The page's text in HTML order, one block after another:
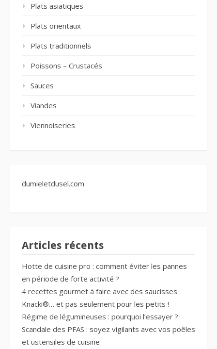
Plats asiatiques
Plats orientaux
Plats traditionnels
Poissons – Crustacés
Sauces
Viandes
Viennoiseries
dumieletdusel.com
Articles récents
Hotte de cuisine pro : comment éviter les pannes
en période de forte activité ?
4 recettes gourmet à faire avec des saucisses
Knacki®… et pas seulement pour les petits !
Régime de légumineuses : pourquoi l’essayer ?
Scandale des PFAS : soyez vigilants avec vos poêles
et ustensiles de cuisine